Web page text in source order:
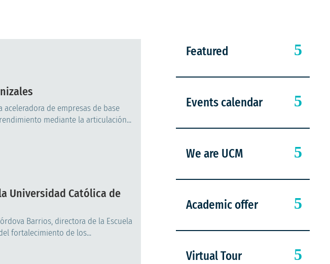
aceleradora de empresas de base
mediante la articulación...
Universidad Católica de
Barrios, directora de la Escuela
fortalecimiento de los...
Featured
Events calendar
We are UCM
Academic offer
Virtual Tour